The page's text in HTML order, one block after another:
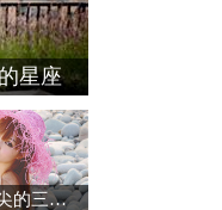
星座
爱钻牛角尖的三个星座女